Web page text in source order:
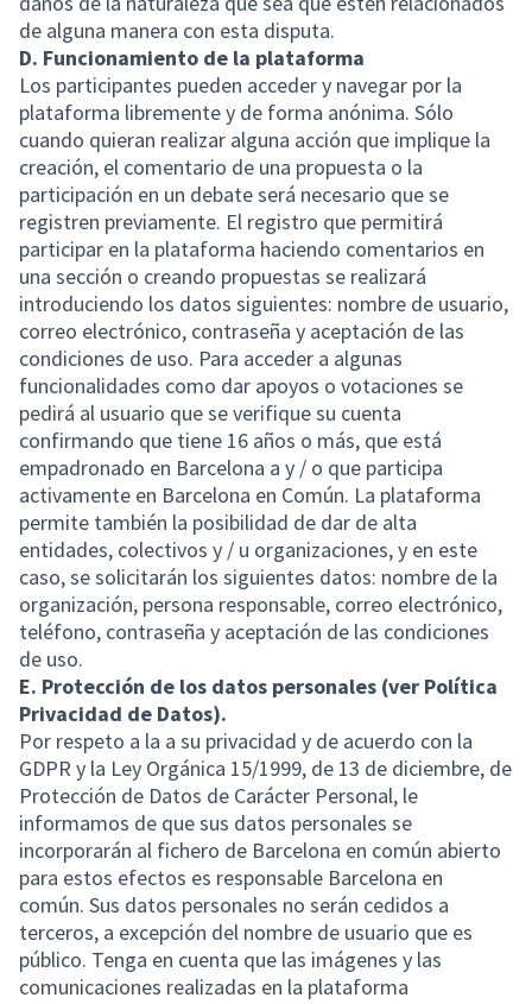
de alguna manera con esta disputa.
D. Funcionamiento de la plataforma
Los participantes pueden acceder y navegar por la
plataforma libremente y de forma anónima. Sólo
cuando quieran realizar alguna acción que implique la
creación, el comentario de una propuesta o la
participación en un debate será necesario que se
registren previamente. El registro que permitirá
participar en la plataforma haciendo comentarios en
una sección o creando propuestas se realizará
introduciendo los datos siguientes: nombre de usuario,
correo electrónico, contraseña y aceptación de las
condiciones de uso. Para acceder a algunas
funcionalidades como dar apoyos o votaciones se
pedirá al usuario que se verifique su cuenta
confirmando que tiene 16 años o más, que está
empadronado en Barcelona a y / o que participa
activamente en Barcelona en Común. La plataforma
permite también la posibilidad de dar de alta
entidades, colectivos y / u organizaciones, y en este
caso, se solicitarán los siguientes datos: nombre de la
organización, persona responsable, correo electrónico,
teléfono, contraseña y aceptación de las condiciones
de uso.
E. Protección de los datos personales (ver Política
Privacidad de Datos).
Por respeto a la a su privacidad y de acuerdo con la
GDPR y la Ley Orgánica 15/1999, de 13 de diciembre, de
Protección de Datos de Carácter Personal, le
informamos de que sus datos personales se
incorporarán al fichero de Barcelona en común abierto
para estos efectos es responsable Barcelona en
común. Sus datos personales no serán cedidos a
terceros, a excepción del nombre de usuario que es
público. Tenga en cuenta que las imágenes y las
comunicaciones realizadas en la plataforma